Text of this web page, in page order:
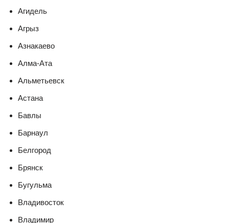
Агидель
Агрыз
Азнакаево
Алма-Ата
Альметьевск
Астана
Бавлы
Барнаул
Белгород
Брянск
Бугульма
Владивосток
Владимир